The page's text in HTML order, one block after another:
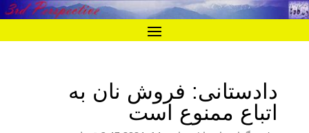
دادستانی: فروش نان به
اتباع ممنوع است